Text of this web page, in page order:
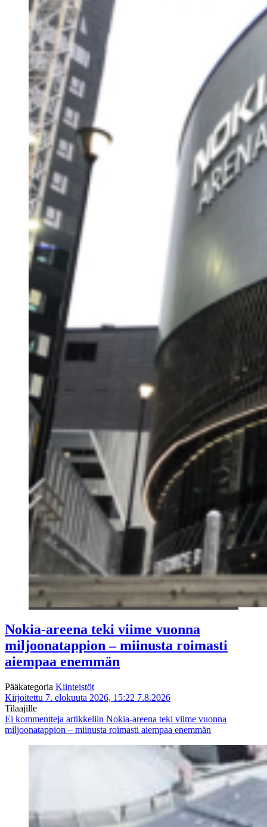
Nokia-areena teki viime vuonna
miljoonatappion – miinusta roimasti
aiempaa enemmän
Pääkategoria Kiinteistöt
Kirjoitettu 7. elokuuta 2026, 15:22 7.8.2026
Tilaajille
Ei kommentteja artikkeliin Nokia-areena teki viime vuonna
miljoonatappion – miinusta roimasti aiempaa enemmän